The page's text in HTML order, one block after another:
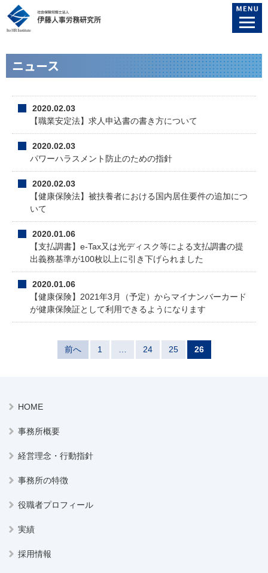
ニュース
2020.02.03
【職業安定法】求人申込書の書き方について
2020.02.03
パワーハラスメント防止のための指針
2020.02.03
【健康保険法】被扶養者における国内居住要件の追加につ
いて
2020.01.06
【支払調書】e-Tax又は光ディスク等による支払調書の提
出義務基準が100枚以上に引き下げられました
2020.01.06
【健康保険】2021年3月（予定）からマイナンバーカード
が健康保険証として利用できるようになります
前へ 1 24 25 26
HOME
事務所概要
経営理念・行動指針
事務所の特徴
役職者プロフィール
実績
採用情報